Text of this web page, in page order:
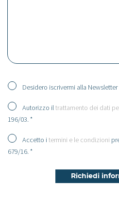
Desidero iscrivermi alla Newsletter
Autorizzo iltrattamento dei dati
196/03. *
Accetto itermini e le condizioni
679/16. *